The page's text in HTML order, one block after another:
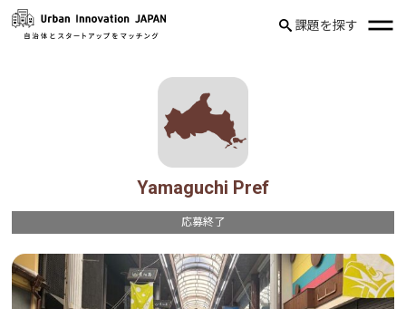
課題を探す
Yamaguchi Pref
応募終了